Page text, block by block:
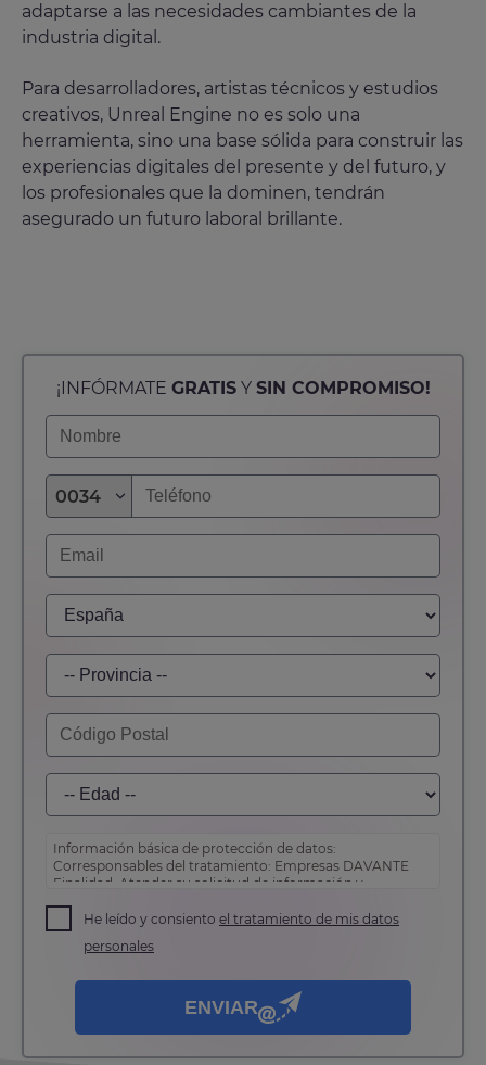
adaptarse a las necesidades cambiantes de la
industria digital.
Para desarrolladores, artistas técnicos y estudios
creativos, Unreal Engine no es solo una
herramienta, sino una base sólida para construir las
experiencias digitales del presente y del futuro, y
los profesionales que la dominen, tendrán
asegurado un futuro laboral brillante.
¡INFÓRMATE GRATISY SIN COMPROMISO!
0034
Información básica de protección de datos:
Corresponsables del tratamiento: Empresas DAVANTE
Finalidad: Atender su solicitud de información y
Derechos: Puede acceder, rectificar y suprimir sus
datos, así como otros derechos tal y como se explica en
nuestrapolítica de privacidad
He leído y consiento el tratamiento de mis datos
personales
ENVIAR